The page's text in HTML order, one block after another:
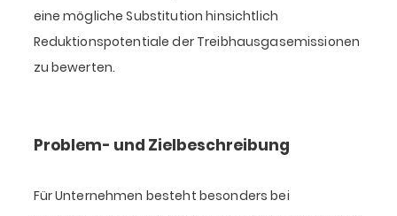
eine mögliche Substitution hinsichtlich
Reduktionspotentiale der Treibhausgasemissionen
zu bewerten.
Problem- und Zielbeschreibung
Für Unternehmen besteht besonders bei